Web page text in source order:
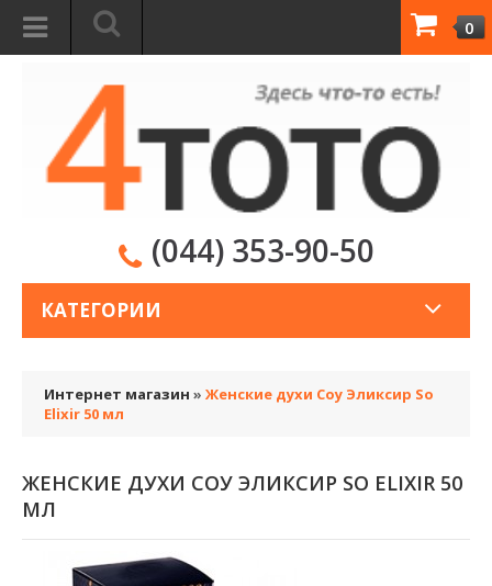
0
(044) 353-90-50
КАТЕГОРИИ
Интернет магазин » Женские духи Соу Эликсир So
Elixir 50 мл
ЖЕНСКИЕ ДУХИ СОУ ЭЛИКСИР SO ELIXIR 50
МЛ